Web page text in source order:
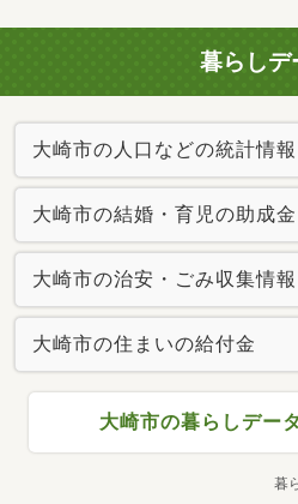
暮らしデ
大崎市の人口などの統計情報
大崎市の結婚・育児の助成金
大崎市の治安・ごみ収集情報
大崎市の住まいの給付金
大崎市の暮らしデー
暮